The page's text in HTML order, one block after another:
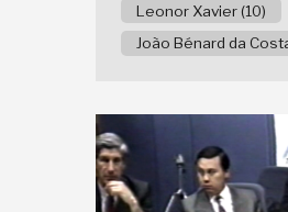
Leonor Xavier (10)
João Bénard da